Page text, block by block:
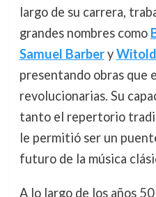
largo de su carrera,
grandes nombres como
Samuel Barbery
presentando obras que
revolucionarias. Su
tanto el repertorio
le permitió ser un
futuro de la música
A lo largo de los años